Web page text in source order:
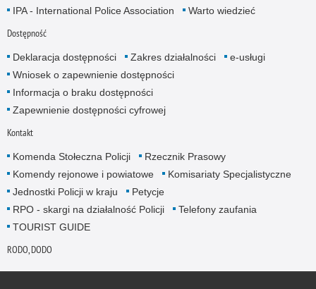
IPA - International Police Association
Warto wiedzieć
Dostępność
Deklaracja dostępności Zakres działalności
e-usługi
Wniosek o zapewnienie dostępności
Informacja o braku dostępności
Zapewnienie dostępności cyfrowej
Kontakt
Komenda Stołeczna Policji
Rzecznik Prasowy
Komendy rejonowe i powiatowe
Komisariaty Specjalistyczne
Jednostki Policji w kraju
Petycje
RPO - skargi na działalność Policji
Telefony zaufania
TOURIST GUIDE
RODO, DODO